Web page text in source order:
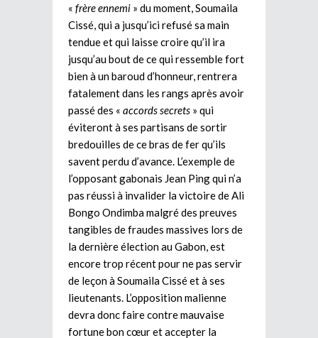
« frère ennemi » du moment, Soumaila
Cissé, qui a jusqu’ici refusé sa main
tendue et qui laisse croire qu’il ira
jusqu’au bout de ce qui ressemble fort
bien à un baroud d’honneur, rentrera
fatalement dans les rangs après avoir
passé des « accords secrets » qui
éviteront à ses partisans de sortir
bredouilles de ce bras de fer qu’ils
savent perdu d’avance. L’exemple de
l’opposant gabonais Jean Ping qui n’a
pas réussi à invalider la victoire de Ali
Bongo Ondimba malgré des preuves
tangibles de fraudes massives lors de
la dernière élection au Gabon, est
encore trop récent pour ne pas servir
de leçon à Soumaila Cissé et à ses
lieutenants. L’opposition malienne
devra donc faire contre mauvaise
fortune bon cœur et accepter la